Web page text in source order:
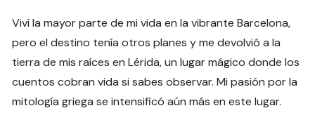
Viví la mayor parte de mi vida en la vibrante Barcelona,
pero el destino tenía otros planes y me devolvió a la
tierra de mis raíces en Lérida, un lugar mágico donde los
cuentos cobran vida si sabes observar. Mi pasión por la
mitología griega se intensificó aún más en este lugar.